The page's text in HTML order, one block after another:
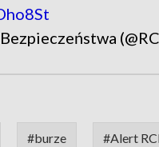
#burze #Alert